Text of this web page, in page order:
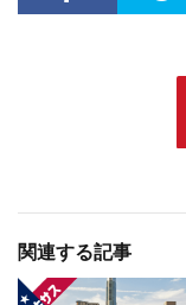
関連する記事